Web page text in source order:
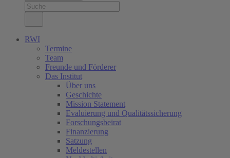
RWI
Termine
Team
Freunde und Förderer
Das Institut
Über uns
Geschichte
Mission Statement
Evaluierung und Qualitätssicherung
Forschungsbeirat
Finanzierung
Satzung
Meldestellen